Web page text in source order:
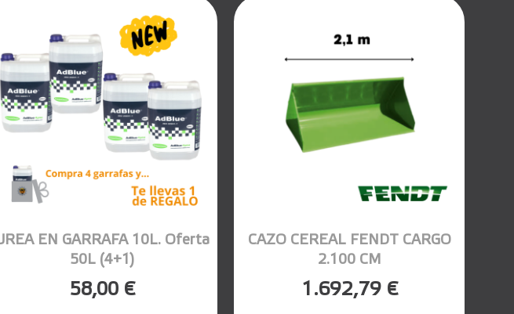
EN GARRAFA 10L. Oferta
50L (4+1)
58,00 €
CAZO CEREAL FENDT CARGO
2.100 CM
1.692,79 €